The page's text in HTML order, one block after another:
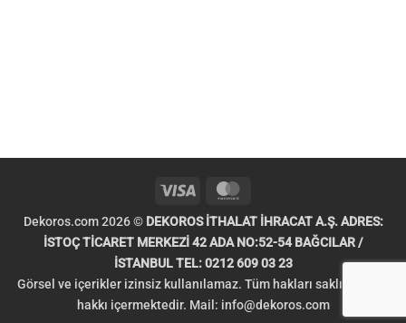
Visa
Dekoros.com 2026 © DEKOROS İTHALAT İHRACAT A.Ş. ADRES:
İSTOÇ TİCARET MERKEZİ 42 ADA NO:52-54 BAĞCILAR /
İSTANBUL TEL: 0212 609 03 23
Görsel ve içerikler izinsiz kullanılamaz. Tüm hakları saklıdır. Telif
hakkı içermektedir. Mail: info@dekoros.com